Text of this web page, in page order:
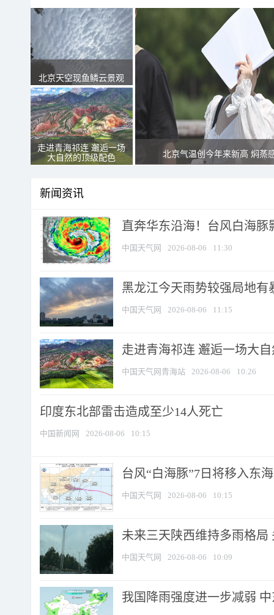
北京天空现鱼鳞云景观
走进青海祁连 邂逅一场
大自然的顶级配色
北京气温创今年来新高 焖蒸
新闻资讯
直奔华东沿海！台风白海豚
中国天气网 2026-08-06 11:30
黑龙江今天雨势较强局地有
中国天气网 2026-08-06 11:15
走进青海祁连 邂逅一场大
中国天气网青海站 2026-08-06 10:26
印度东北部雷击造成至少14人死亡
中国新闻网 2026-08-06 10:15
台风“白海豚”7日将移入东
中国天气网 2026-08-06 10:15
未来三天陕西维持多雨格局
中国天气网 2026-08-06 10:09
我国降雨强度进一步减弱